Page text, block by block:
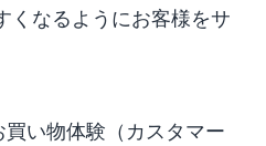
くなるようにお客様をサ
い物体験（カスタマー